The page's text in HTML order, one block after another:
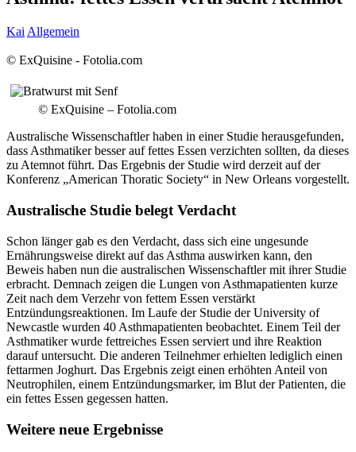
Kai Allgemein
© ExQuisine - Fotolia.com
© ExQuisine – Fotolia.com
Australische Wissenschaftler haben in einer Studie herausgefunden,
dass Asthmatiker besser auf fettes Essen verzichten sollten, da dieses
zu Atemnot führt. Das Ergebnis der Studie wird derzeit auf der
Konferenz „American Thoratic Society“ in New Orleans vorgestellt.
Australische Studie belegt Verdacht
Schon länger gab es den Verdacht, dass sich eine ungesunde
Ernährungsweise direkt auf das Asthma auswirken kann, den
Beweis haben nun die australischen Wissenschaftler mit ihrer Studie
erbracht. Demnach zeigen die Lungen von Asthmapatienten kurze
Zeit nach dem Verzehr von fettem Essen verstärkt
Entzündungsreaktionen. Im Laufe der Studie der University of
Newcastle wurden 40 Asthmapatienten beobachtet. Einem Teil der
Asthmatiker wurde fettreiches Essen serviert und ihre Reaktion
darauf untersucht. Die anderen Teilnehmer erhielten lediglich einen
fettarmen Joghurt. Das Ergebnis zeigt einen erhöhten Anteil von
Neutrophilen, einem Entzündungsmarker, im Blut der Patienten, die
ein fettes Essen gegessen hatten.
Weitere neue Ergebnisse